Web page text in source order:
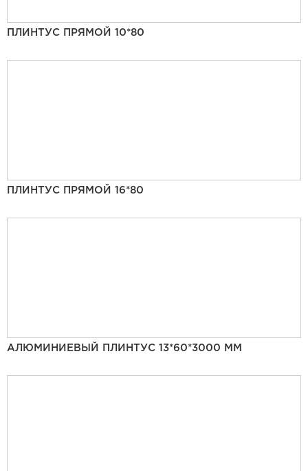
ПЛИНТУС ПРЯМОЙ 10*80
ПЛИНТУС ПРЯМОЙ 16*80
АЛЮМИНИЕВЫЙ ПЛИНТУС 13*60*3000 ММ